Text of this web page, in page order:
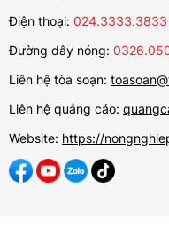
Điện thoại: 024.3333.3833
Đường dây nóng:
Liên hệ tòa soạn:
Liên hệ quảng cáo:
Website: https://